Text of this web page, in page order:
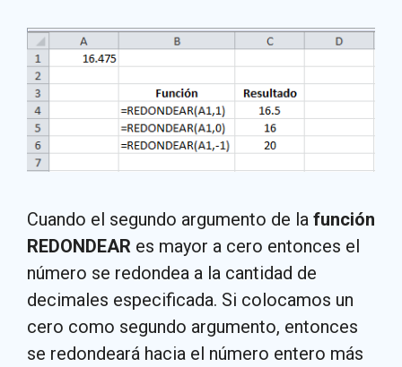
Cuando el segundo argumento de la función
REDONDEAR es mayor a cero entonces el
número se redondea a la cantidad de
decimales especificada. Si colocamos un
cero como segundo argumento, entonces
se redondeará hacia el número entero más